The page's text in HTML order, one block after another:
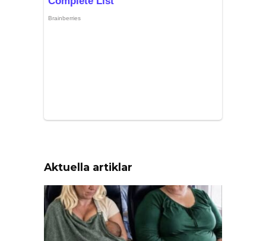
Aktuella artiklar